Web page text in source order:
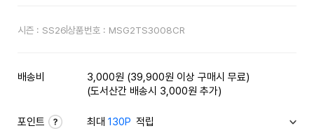
시즌 : SS26상품번호 : MSG2TS3008CR
배송비
3,000원 (39,900원 이상 구매시 무료)
(도서산간 배송시 3,000원 추가)
포인트 최대130P 적립